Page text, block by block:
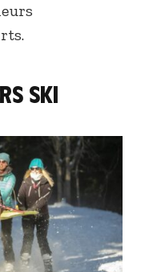
ski